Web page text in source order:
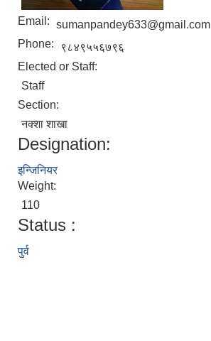
Email: sumanpandey633@gmail.com
Phone:
९८४९५५६७९६
Elected or Staff:
Staff
Section:
नक्शा शाखा
Designation:
इन्जिनियर
Weight:
110
Status :
पुर्व